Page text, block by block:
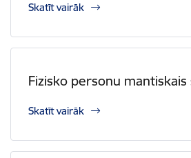
Skatīt vairāk
Fizisko personu mantiskais
Skatīt vairāk